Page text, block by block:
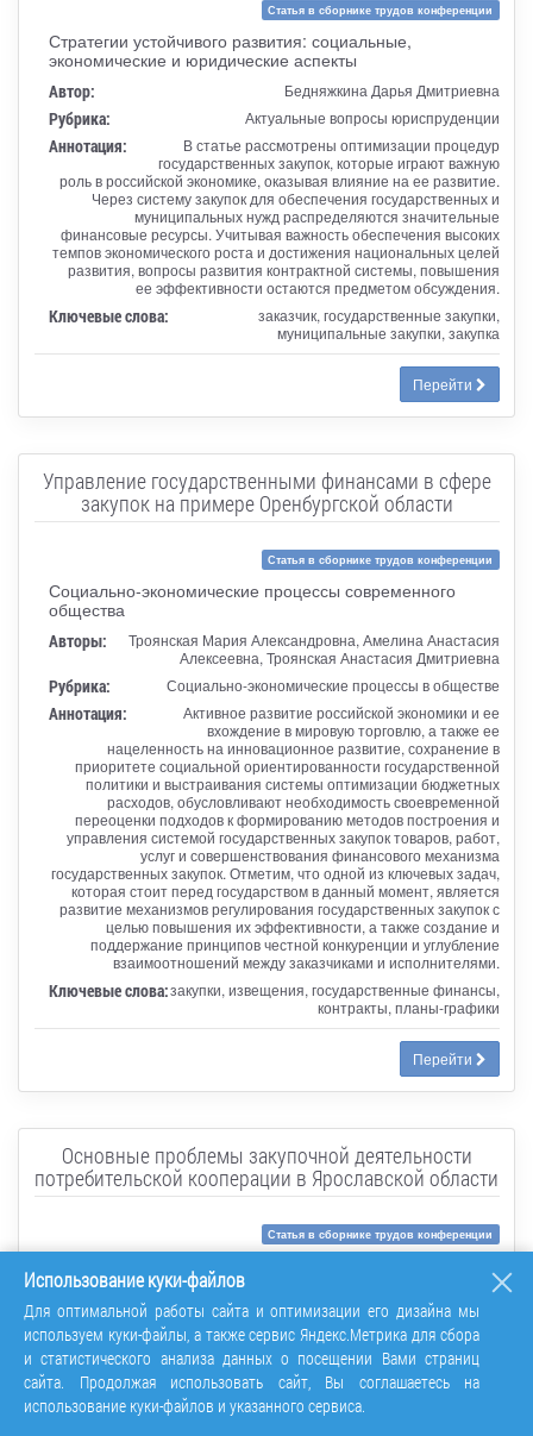
Статья в сборнике трудов конференции
Стратегии устойчивого развития: социальные,
экономические и юридические аспекты
Автор: Бедняжкина Дарья Дмитриевна
Рубрика: Актуальные вопросы юриспруденции
Аннотация:
В статье рассмотрены оптимизации процедур
государственных закупок, которые играют важную
роль в российской экономике, оказывая влияние на ее развитие.
Через систему закупок для обеспечения государственных и
муниципальных нужд распределяются значительные
финансовые ресурсы. Учитывая важность обеспечения высоких
темпов экономического роста и достижения национальных целей
развития, вопросы развития контрактной системы, повышения
ее эффективности остаются предметом обсуждения.
Ключевые слова:
заказчик, государственные закупки,
муниципальные закупки, закупка
Перейти
Управление государственными финансами в сфере
закупок на примере Оренбургской области
Статья в сборнике трудов конференции
Социально-экономические процессы современного
общества
Авторы:
Троянская Мария Александровна, Амелина Анастасия
Алексеевна, Троянская Анастасия Дмитриевна
Рубрика: Социально-экономические процессы в обществе
Аннотация:
Активное развитие российской экономики и ее
вхождение в мировую торговлю, а также ее
нацеленность на инновационное развитие, сохранение в
приоритете социальной ориентированности государственной
политики и выстраивания системы оптимизации бюджетных
расходов, обусловливают необходимость своевременной
переоценки подходов к формированию методов построения и
управления системой государственных закупок товаров, работ,
услуг и совершенствования финансового механизма
государственных закупок. Отметим, что одной из ключевых задач,
которая стоит перед государством в данный момент, является
развитие механизмов регулирования государственных закупок с
целью повышения их эффективности, а также создание и
поддержание принципов честной конкуренции и углубление
взаимоотношений между заказчиками и исполнителями.
Ключевые слова:закупки, извещения, государственные финансы,
контракты, планы-графики
Перейти
Основные проблемы закупочной деятельности
потребительской кооперации в Ярославской области
Статья в сборнике трудов конференции
экономические и юридические аспекты
Автор: Майоров Алексей Игоревич
Рубрика: Общие вопросы экономических наук
Аннотация:
В статье исследуется современное состояние и
ключевые проблемы развития закупочной
деятельности в системе потребительской кооперации
Ярославской области. Проведенный анализ позволил выявить
Использование куки-файлов
Для оптимальной работы сайта и оптимизации его дизайна мы
используем куки-файлы, а также сервис Яндекс.Метрика для сбора
и статистического анализа данных о посещении Вами страниц
сайта. Продолжая использовать сайт, Вы соглашаетесь на
использование куки-файлов и указанного сервиса.